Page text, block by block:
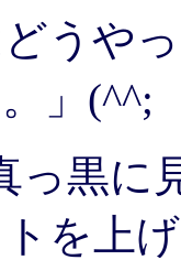
うや
」(^^;
っ黒
を上